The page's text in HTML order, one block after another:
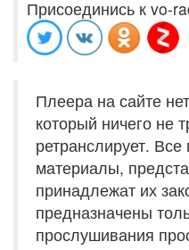
Присоединись к vo-
Плеера на сайте
который ничего не
ретранслирует.
материалы,
принадлежат их
предназначены
прослушивания